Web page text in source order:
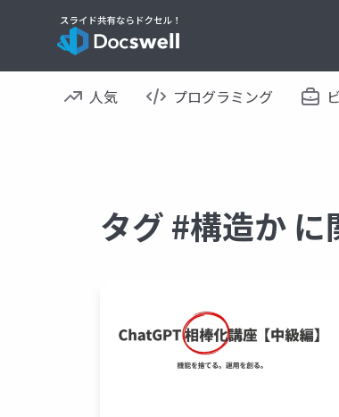
人気 プログラミング
タグ #構造か